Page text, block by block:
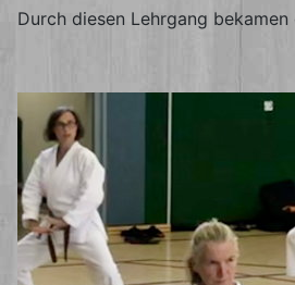
Durch diesen Lehrgang